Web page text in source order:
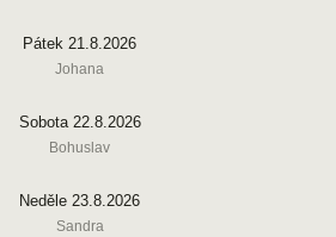
Pátek 21.8.2026
Johana
Sobota 22.8.2026
Bohuslav
Neděle 23.8.2026
Sandra